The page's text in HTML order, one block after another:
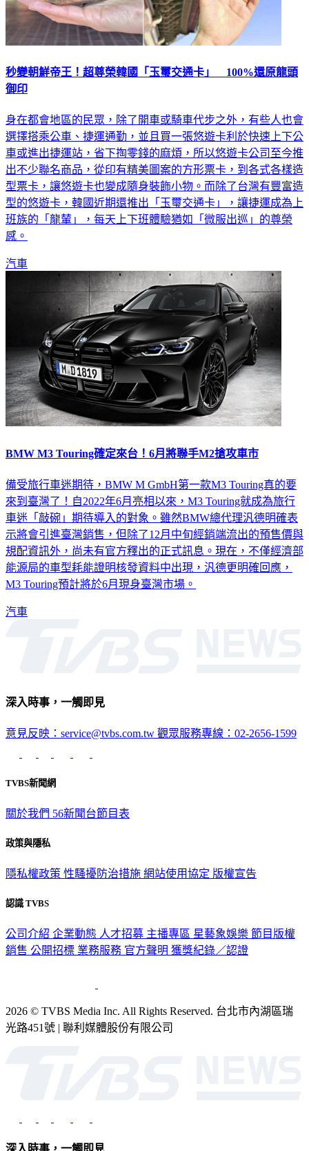
秒變朝鮮帝王！超尊榮韓國「玉璽交通卡」 100%還原龍頭
御印
身在都會地區的民眾，除了開車或騎車代步之外，有些人也會
選擇搭乘公車、捷運通勤，並且買一張悠遊卡利於快速上下公
車或進出捷運站，省下掏零錢的麻煩，所以悠遊卡公司至今推
出不少聯名商品，從印有精美圖案的方形票卡，到各式各樣造
型票卡，讓悠遊卡也變成隨身裝飾小物。而除了台灣有豐富造
型的悠遊卡，韓國近期還推出「玉璽交通卡」，讓捷運成為上
班族的「龍輦」，每天上下班體驗猶如「微服出巡」的尊榮
感。
汽車
BMW M3 Touring確定來台！6月將聯手M2搶攻車市
備受旅行車迷期待，BMW M GmbH第一款M3 Touring真的要
來到臺灣了！自2022年6月亮相以來，M3 Touring就成為旅行
車迷「敲碗」期待導入的對象。雖然BMW總代理汎德明確表
示將會引進臺灣銷售，但除了12月中旬經銷端流出的預售價與
規配資訊外，尚未有官方釋出的正式訊息。現在，不僅經濟部
能源局的車型耗能證明核發資料中出現，汎德更明確回應，
M3 Touring預計將於6月現身臺灣市場。
汽車
深入時事，一觸即見
意見反映：service@tvbs.com.tw 觀眾服務專線：02-2656-1599
TVBS新聞網
關於我們 56新聞台節目表
政策與隱私
隱私權政策 性騷擾防治措施 網站使用協定 版權宣告
認識 TVBS
公司介紹 企業動態 人才招募 主播專區 星藝象娛樂 節目版權
銷售 公開招標 業務服務 官方聲明 獲獎紀錄／認證
2026 © TVBS Media Inc. All Rights Reserved. 台北市內湖區瑞
光路451號 | 聯利媒體股份有限公司